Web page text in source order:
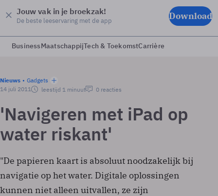
Jouw vak in je broekzak!
De beste leeservaring met de app Download
BusinessMaatschappijTech & ToekomstCarrière
Nieuws
Gadgets
14 juli 2011
leestijd 1 minuut 0 reacties
'Navigeren met iPad op
water riskant'
"De papieren kaart is absoluut noodzakelijk bij
navigatie op het water. Digitale oplossingen
kunnen niet alleen uitvallen, ze zijn